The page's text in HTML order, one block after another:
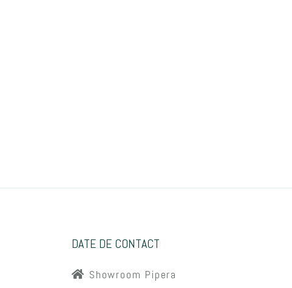
DATE DE CONTACT
Showroom Pipera